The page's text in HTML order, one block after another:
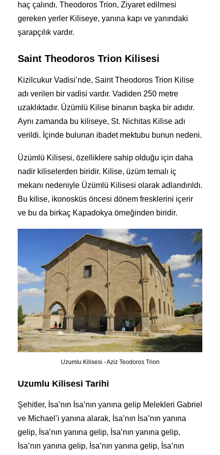
haç çalındı. Theodoros Trion, Ziyaret edilmesi
gereken yerler Kiliseye, yanına kapı ve yanındaki
şarapçılık vardır.
Saint Theodoros Trion Kilisesi
Kizilcukur Vadisi’nde, Saint Theodoros Trion Kilise
adı verilen bir vadisi vardır. Vadiden 250 metre
uzaklıktadır. Üzümlü Kilise binanın başka bir adıdır.
Aynı zamanda bu kiliseye, St. Nichitas Kilise adı
verildi. İçinde bulunan ibadet mektubu bunun nedeni.
Üzümlü Kilisesi, özelliklere sahip olduğu için daha
nadir kiliselerden biridir. Kilise, üzüm temalı iç
mekanı nedeniyle Üzümlü Kilisesi olarak adlandırıldı.
Bu kilise, ikonosküs öncesi dönem fresklerini içerir
ve bu da birkaç Kapadokya örneğinden biridir.
Uzumlu Kilisesi - Aziz Teodoros Trion
Uzumlu Kilisesi Tarihi
Şehitler, İsa’nın İsa’nın yanına gelip Melekleri Gabriel
ve Michael’i yanına alarak, İsa’nın İsa’nın yanına
gelip, İsa’nın yanına gelip, İsa’nın yanına gelip,
İsa’nın yanına gelip, İsa’nın yanına gelip, İsa’nın